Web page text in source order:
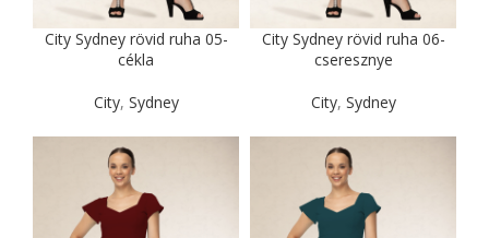
City Sydney rövid ruha 05-
cékla
City, Sydney
City Sydney rövid ruha 06-
cseresznye
City, Sydney